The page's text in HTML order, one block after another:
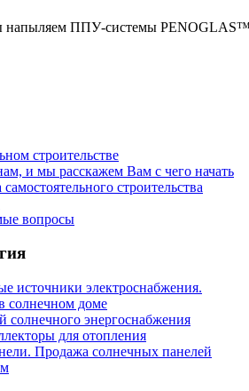
ППУ-системы PENOGLAS™
строительстве
и мы расскажем Вам с чего начать
строительства
вопросы
источники электроснабжения.
солнечном доме
солнечного энергоснабжения
для отопления
Продажа солнечных панелей